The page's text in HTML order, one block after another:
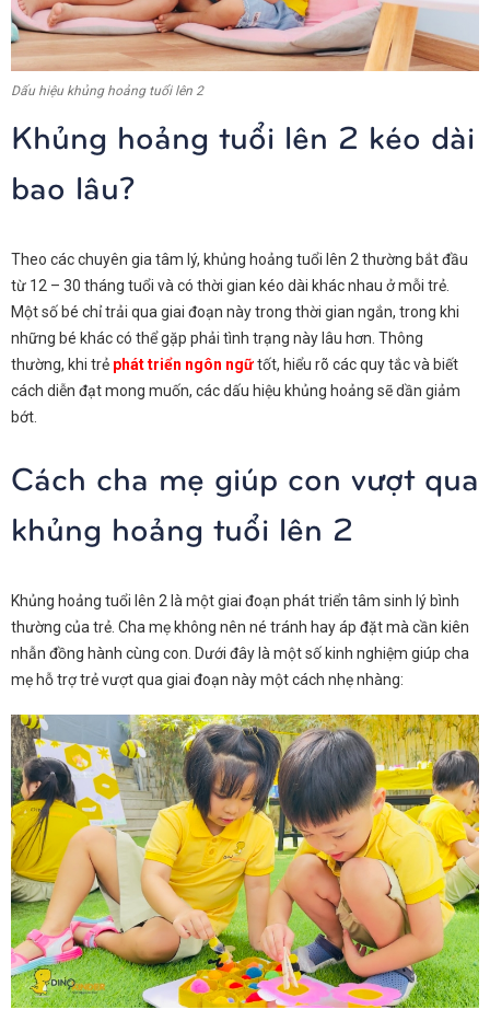
Dấu hiệu khủng hoảng tuổi lên 2
Khủng hoảng tuổi lên 2 kéo dài
bao lâu?
Theo các chuyên gia tâm lý, khủng hoảng tuổi lên 2 thường bắt đầu
từ 12 – 30 tháng tuổi và có thời gian kéo dài khác nhau ở mỗi trẻ.
Một số bé chỉ trải qua giai đoạn này trong thời gian ngắn, trong khi
những bé khác có thể gặp phải tình trạng này lâu hơn. Thông
thường, khi trẻ phát triển ngôn ngữtốt, hiểu rõ các quy tắc và biết
cách diễn đạt mong muốn, các dấu hiệu khủng hoảng sẽ dần giảm
bớt.
Cách cha mẹ giúp con vượt qua
khủng hoảng tuổi lên 2
Khủng hoảng tuổi lên 2 là một giai đoạn phát triển tâm sinh lý bình
thường của trẻ. Cha mẹ không nên né tránh hay áp đặt mà cần kiên
nhẫn đồng hành cùng con. Dưới đây là một số kinh nghiệm giúp cha
mẹ hỗ trợ trẻ vượt qua giai đoạn này một cách nhẹ nhàng: